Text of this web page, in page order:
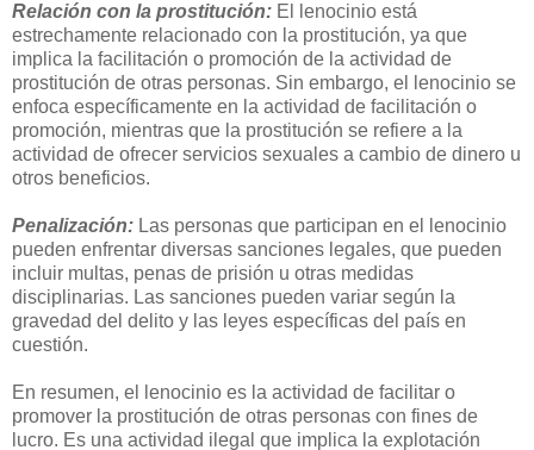
Relación con la prostitución: El lenocinio está
estrechamente relacionado con la prostitución, ya que
implica la facilitación o promoción de la actividad de
prostitución de otras personas. Sin embargo, el lenocinio se
enfoca específicamente en la actividad de facilitación o
promoción, mientras que la prostitución se refiere a la
actividad de ofrecer servicios sexuales a cambio de dinero u
otros beneficios.
Penalización: Las personas que participan en el lenocinio
pueden enfrentar diversas sanciones legales, que pueden
incluir multas, penas de prisión u otras medidas
disciplinarias. Las sanciones pueden variar según la
gravedad del delito y las leyes específicas del país en
cuestión.
En resumen, el lenocinio es la actividad de facilitar o
promover la prostitución de otras personas con fines de
lucro. Es una actividad ilegal que implica la explotación